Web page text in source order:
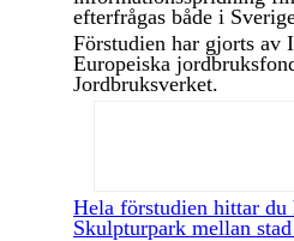
efterfrågas både i
Förstudien har gjorts av
Europeiska
Jordbruksverket.
Hela förstudien hittar
Skulpturpark mellan